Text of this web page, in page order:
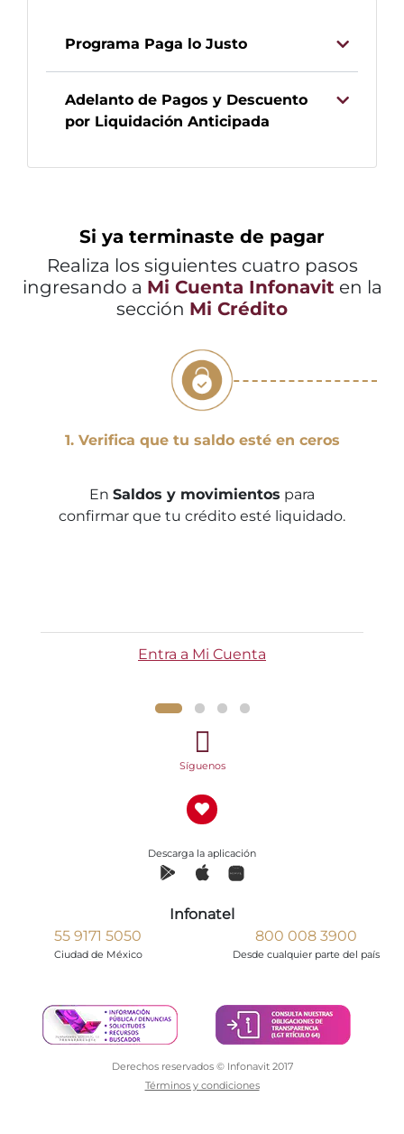
Programa Paga lo Justo
Adelanto de Pagos y Descuento
por Liquidación Anticipada
Si ya terminaste de pagar
Realiza los siguientes cuatro pasos
ingresando a Mi Cuenta Infonaviten la
sección Mi Crédito
1. Verifica que tu saldo esté en ceros
En Saldos y movimientos para
confirmar que tu crédito esté liquidado.
Entra a Mi Cuenta
Síguenos
Descarga la aplicación
Infonatel
55 9171 5050
Ciudad de México
800 008 3900
Desde cualquier parte del país
Derechos reservados © Infonavit 2017
Términos y condiciones